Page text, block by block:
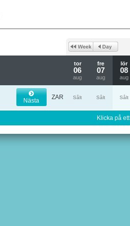
tor
06
aug
fre
07
aug
lör
08
aug
Nästa
ZAR Sålt Sålt Sålt
Klicka på